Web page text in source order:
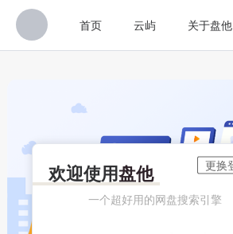
首页 云屿 关于盘他
欢迎使用盘他
一个超好用的网盘搜索引擎